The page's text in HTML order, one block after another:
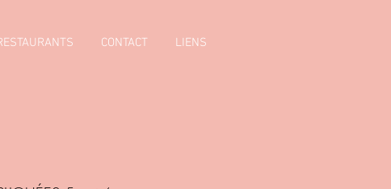
CONTACT LIENS